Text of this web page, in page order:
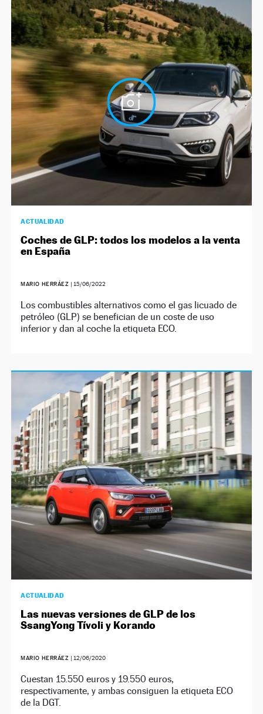
ACTUALIDAD
Coches de GLP: todos los modelos a la venta
en España
MARIO HERRÁEZ | 15/06/2022
Los combustibles alternativos como el gas licuado de
petróleo (GLP) se benefician de un coste de uso
inferior y dan al coche la etiqueta ECO.
ACTUALIDAD
Las nuevas versiones de GLP de los
SsangYong Tívoli y Korando
MARIO HERRÁEZ | 12/06/2020
Cuestan 15.550 euros y 19.550 euros,
respectivamente, y ambas consiguen la etiqueta ECO
de la DGT.